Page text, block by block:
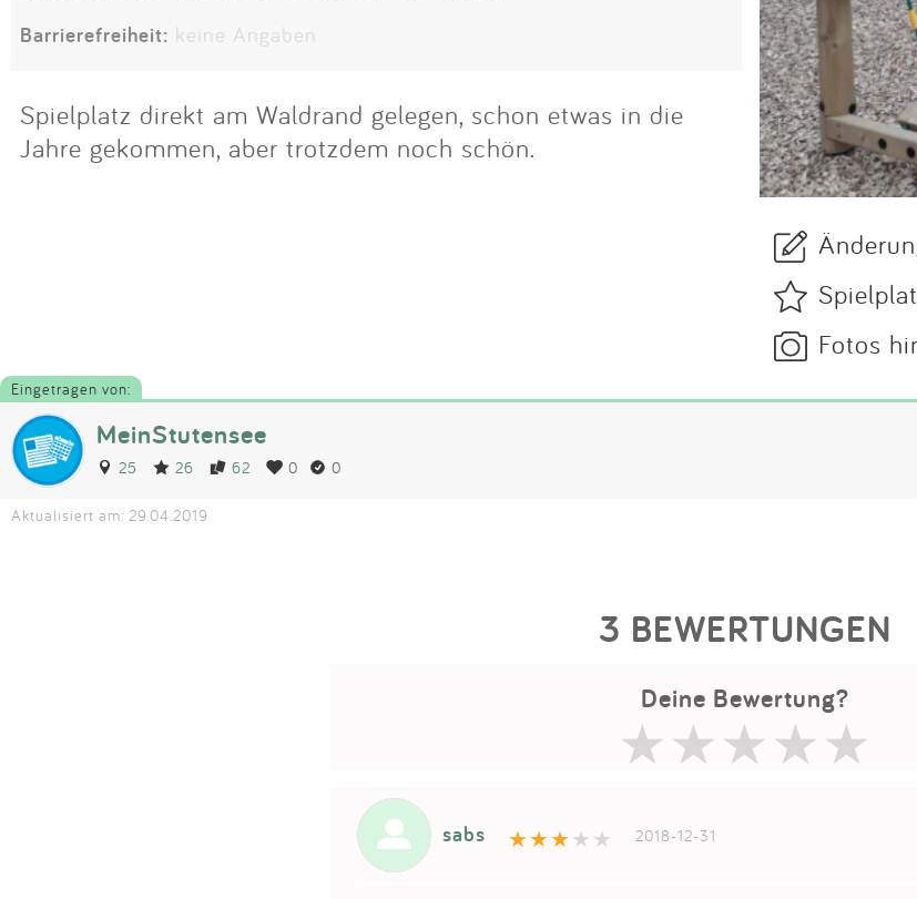
Barrierefreiheit: keine Angaben
Spielplatz direkt am Waldrand gelegen, schon etwas in die
Jahre gekommen, aber trotzdem noch schön.
Fotos
Eingetragen von:
MeinStutensee
25 26 62 0 0
Aktualisiert am: 29.04.2019
3 BEWERTUNGEN
Deine Bewertung?
sabs 2018-12-31